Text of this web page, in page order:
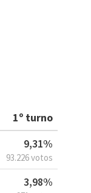
1º turno
9,31%
93.226 votos
3,98%